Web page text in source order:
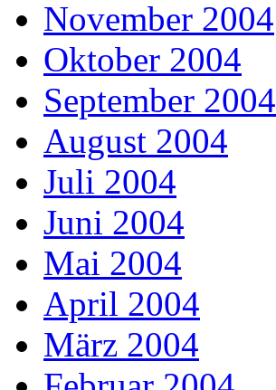
November 2004
Oktober 2004
September 2004
August 2004
Juli 2004
Juni 2004
Mai 2004
April 2004
März 2004